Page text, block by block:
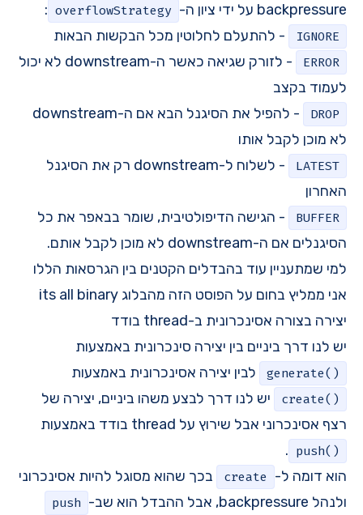
backpressure על ידי ציון ה-
overflowStrategy
:
IGNORE - להתעלם לחלוטין מכל הבקשות הבאות
ERROR
- לזורק שגיאה כאשר ה-downstream לא יכול
לעמוד בקצב
DROP
- להפיל את הסיגנל הבא אם ה-downstream
לא מוכן לקבל אותו
LATEST
- לשלוח ל-downstream רק את הסיגנל
האחרון
BUFFER
- הגישה הדיפולטיבית, שומר בבאפר את כל
הסיגנלים אם ה-downstream לא מוכן לקבל אותם.
למי שמתעניין עוד בהבדלים הקטנים בין הגרסאות הללו
אני ממליץ בחום על הפוסט הזה מהבלוג its all binary
יצירה בצורה אסינכרונית ב-thread בודד
יש לנו דרך ביניים בין יצירה סינכרונית באמצעות
generate() לבין יצירה אסינכרונית באמצעות
create()
יש לנו דרך לבצע משהו ביניים, יצירה של
רצף אסינכרוני אבל שירוץ על thread בודד באמצעות
push()
.
הוא דומה ל- create
בכך שהוא מסוגל להיות אסינכרוני
ולנהל backpressure, אבל ההבדל הוא שב-
push